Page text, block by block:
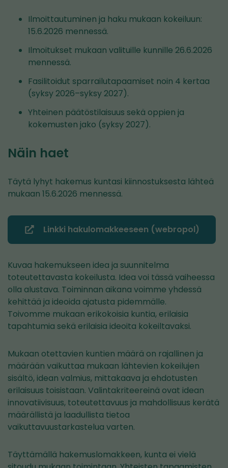
Ilmoittautuminen ja haku mukaan kokeiluun:
15.6.2026 mennessä.
Ilmoitukset mukaan valituille kunnille 26.6.2026
mennessä.
Fasilitoidut sparrailutapaamiset noin 4 kertaa
(syksy 2026–syksy 2027).
Yhteinen päätöstilaisuus sekä oppien ja
kokemusten jako (syksy 2027).
Näin haet
Täytä lyhyt hakemus kuntasi kiinnostuksesta lähteä
mukaan 15.6.2026 mennessä.
Linkki hakulomakkeeseen (webropol)
(avautuu
uuteen
ikkunaan,
siirryt
toiseen
palveluun)
Kuvaa hakemukseen idea ja suunnitelma
toteutettavasta kokeilusta. Idea voi tässä vaiheessa
olla alustava. Toiminnan aikana voimme yhdessä
kehittää ja ideoida ajatusta pidemmälle.
Toivomme mukaan erikokoisia kuntia, erilaisia
tapahtumia sekä erilaisia ideoita kokeiltavaksi.
Mukaan otettavien kuntien määrä on rajallinen ja
määrään vaikuttaa mukaan lähtevien kokeilujen
sisältö, idean valmius, mittakaava ja ehdotusten
erilaisuus toisistaan. Valintakriteereinä ovat idean
innovatiivisuus, toteutettavuus ja mahdollisuus kerätä
määrällistä ja laadullista tietoa
vaikuttavuustarkastelua varten.
Täyttämällä hakemuslomakkeen, kunta ei vielä